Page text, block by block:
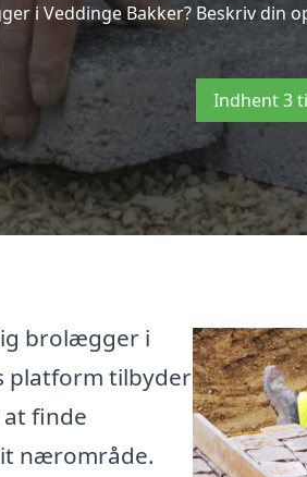
i Veddinge Bakker? Beskriv
Indhent 3
brolægger i
platform tilbyder
finde
nærområde.